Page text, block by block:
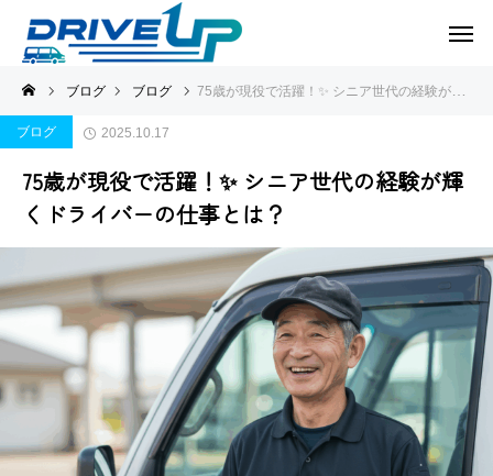
ブログ ブログ 75歳が現役で活躍！✨ シニア世代の経験が輝くドライバーの仕事とは？
ブログ 2025.10.17
75歳が現役で活躍！✨ シニア世代の経験が輝
くドライバーの仕事とは？